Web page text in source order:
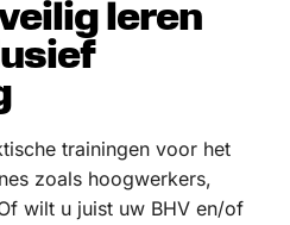
leren
trainingen voor het
zoals hoogwerkers,
wilt u juist uw BHV en/of